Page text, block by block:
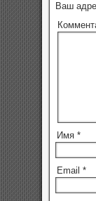
Ваш
Имя *
Email *